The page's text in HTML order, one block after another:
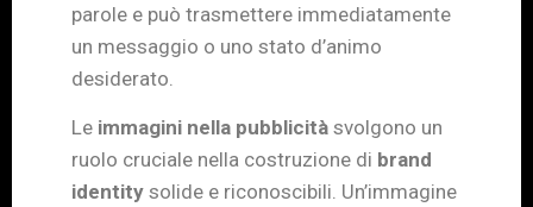
parole e può trasmettere immediatamente
un messaggio o uno stato d’animo
desiderato.
Le immagini nella pubblicità svolgono un
ruolo cruciale nella costruzione di brand
identity solide e riconoscibili. Un’immagine